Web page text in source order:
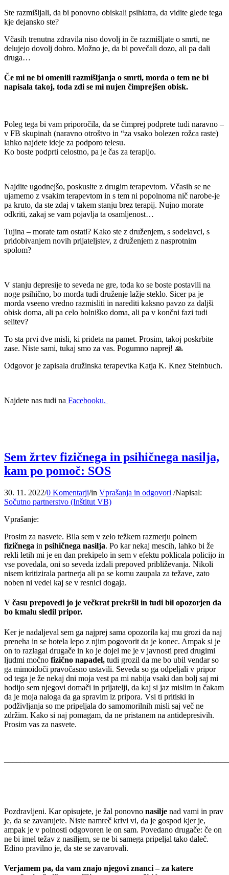
Ste razmišljali, da bi ponovno obiskali psihiatra, da vidite glede tega
kje dejansko ste?
Včasih trenutna zdravila niso dovolj in če razmišljate o smrti, ne
delujejo dovolj dobro. Možno je, da bi povečali dozo, ali pa dali
druga…
Če mi ne bi omenili razmišljanja o smrti, morda o tem ne bi
napisala takoj, toda zdi se mi nujen čimprejšen obisk.
Poleg tega bi vam priporočila, da se čimprej podprete tudi naravno –
v FB skupinah (naravno otroštvo in “za vsako bolezen rožca raste)
lahko najdete ideje za podporo telesu.
Ko boste podprti celostno, pa je čas za terapijo.
Najdite ugodnejšo, poskusite z drugim terapevtom. Včasih se ne
ujamemo z vsakim terapevtom in s tem ni popolnoma nič narobe-je
pa kruto, da ste zdaj v takem stanju brez terapij. Nujno morate
odkriti, zakaj se vam pojavlja ta osamljenost…
Tujina – morate tam ostati? Kako ste z druženjem, s sodelavci, s
pridobivanjem novih prijateljstev, z druženjem z nasprotnim
spolom?
V stanju depresije to seveda ne gre, toda ko se boste postavili na
noge psihično, bo morda tudi druženje lažje steklo. Sicer pa je
morda vseeno vredno razmisliti in narediti kaksno pavzo za daljši
obisk doma, ali pa celo bolniško doma, ali pa v končni fazi tudi
selitev?
To sta prvi dve misli, ki prideta na pamet. Prosim, takoj poskrbite
zase. Niste sami, tukaj smo za vas. Pogumno naprej! 🙏
Odgovor je zapisala družinska terapevtka Katja K. Knez Steinbuch.
Najdete nas tudi na Facebooku.
Sem žrtev fizičnega in psihičnega nasilja,
kam po pomoč: SOS
30. 11. 2022/0 Komentarji/in Vprašanja in odgovori /Napisal:
Sočutno partnerstvo (Inštitut VB)
Vprašanje:
Prosim za nasvete. Bila sem v zelo težkem razmerju polnem
fizičnega in psihičnega nasilja. Po kar nekaj mescih, lahko bi že
rekli letih mi je en dan prekipelo in sem v efektu poklicala policijo in
vse povedala, oni so seveda izdali prepoved približevanja. Nikoli
nisem kritizirala partnerja ali pa se komu zaupala za težave, zato
noben ni vedel kaj se v resnici dogaja.
V času prepovedi jo je večkrat prekršil in tudi bil opozorjen da
bo kmalu sledil pripor.
Ker je nadaljeval sem ga najprej sama opozorila kaj mu grozi da naj
preneha in se hotela lepo z njim pogovorit da je konec. Ampak si je
on to razlagal drugače in ko je dojel me je v javnosti pred drugimi
ljudmi močno fizično napadel, tudi grozil da me bo ubil vendar so
ga mimoidoči pravočasno ustavili. Seveda so ga odpeljali v pripor
od tega je že nekaj dni moja vest pa mi nabija vsaki dan bolj saj mi
hodijo sem njegovi domači in prijatelji, da kaj si jaz mislim in čakam
da je moja naloga da ga spravim iz pripora. Vsi ti pritiski in
podživljanja so me pripeljala do samomorilnih misli saj več ne
zdržim. Kako si naj pomagam, da ne pristanem na antidepresivih.
Prosim vas za nasvete.
Pozdravljeni. Kar opisujete, je žal ponovno nasilje nad vami in prav
je, da se zavarujete. Niste namreč krivi vi, da je gospod kjer je,
ampak je v polnosti odgovoren le on sam. Povedano drugače: če on
ne bi imel težav z nasiljem, se ne bi samega pripeljal tako daleč.
Edino pravilno je, da ste se zavarovali.
Verjamem pa, da vam znajo njegovi znanci – za katere